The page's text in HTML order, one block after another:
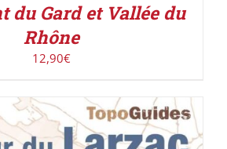
du Gard et Vallée du
Rhône
12,90€